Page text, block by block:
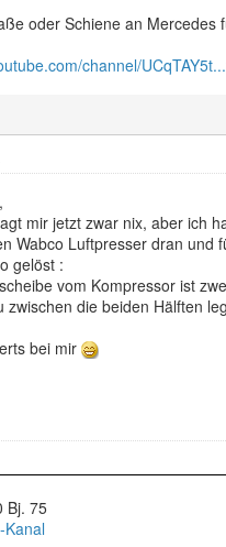
oder Schiene an Mercedes
channel/
mir jetzt zwar nix, aber ich
Wabco Luftpresser dran und
gelöst :
vom Kompressor ist
zwischen die beiden Hälften
bei mir
Bj. 75
Kanal